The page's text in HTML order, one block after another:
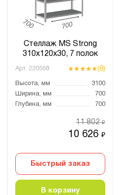
Стеллаж MS Strong
310х120х30, 7 полок
Арт. 220568 (6)
Высота, мм
3100
Ширина, мм
700
Глубина, мм
700
10 626₽
11 802₽
Быстрый заказ
В корзину